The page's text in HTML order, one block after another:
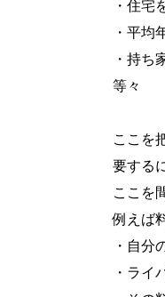
・住宅
・平均
・持ち
等々
ここを
要する
ここを
例えば
・自分
・ライ